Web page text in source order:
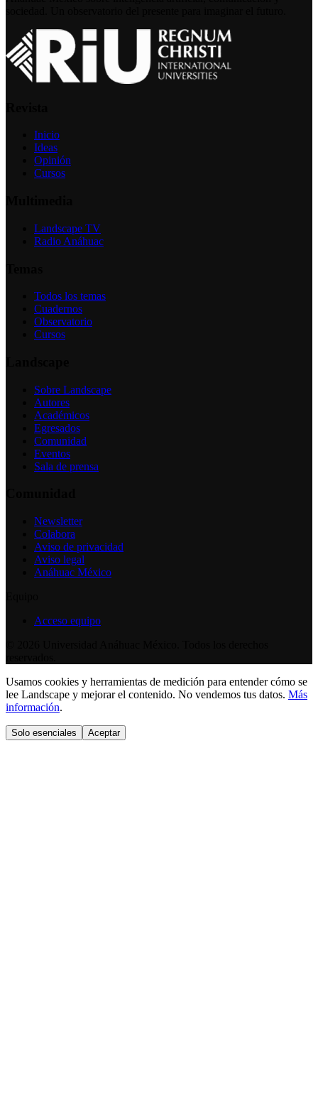
Inicio
Ideas
Opinión
Cursos
Landscape TV
Radio Anáhuac
Todos los temas
Cuadernos
Observatorio
Cursos
Sobre Landscape
Autores
Académicos
Egresados
Comunidad
Eventos
Sala de prensa
Newsletter
Colabora
Aviso de privacidad
Aviso legal
Anáhuac México
Acceso equipo
Usamos cookies y herramientas de medición para entender cómo se
lee Landscape y mejorar el contenido. No vendemos tus datos. Más
información.
Solo esenciales Aceptar